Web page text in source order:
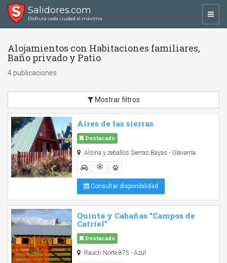
Salidores.com
Disfrutá cada ciudad al máximo
Alojamientos con Habitaciones familiares,
Baño privado y Patio
4 publicaciones
Mostrar filtros
Aires de las sierras
Destacado
Alsina y zeballos Sierras Bayas - Olavarría
Consultar disponibilidad
Quinta y Cabañas "Campos de
Catriel"
Destacado
Rauch Norte 875 - Azul